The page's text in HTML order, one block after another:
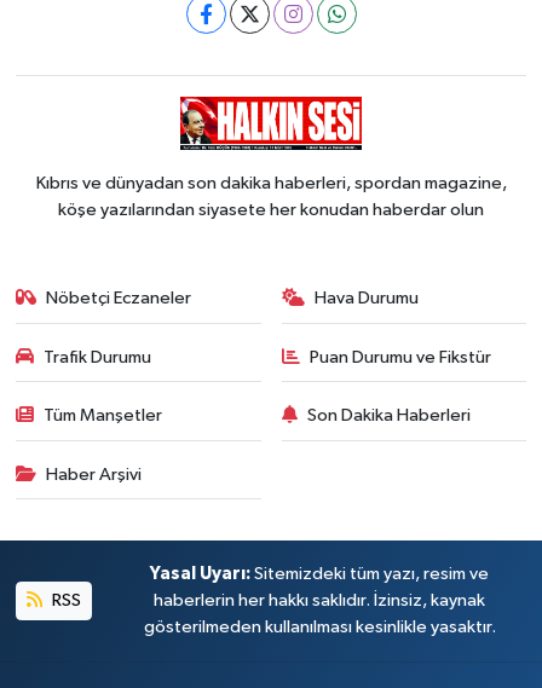
Kıbrıs ve dünyadan son dakika haberleri, spordan magazine,
köşe yazılarından siyasete her konudan haberdar olun
Nöbetçi Eczaneler Hava Durumu
Trafik Durumu Puan Durumu ve Fikstür
Tüm Manşetler Son Dakika Haberleri
Haber Arşivi
RSS
Yasal Uyarı: Sitemizdeki tüm yazı, resim ve
haberlerin her hakkı saklıdır. İzinsiz, kaynak
gösterilmeden kullanılması kesinlikle yasaktır.